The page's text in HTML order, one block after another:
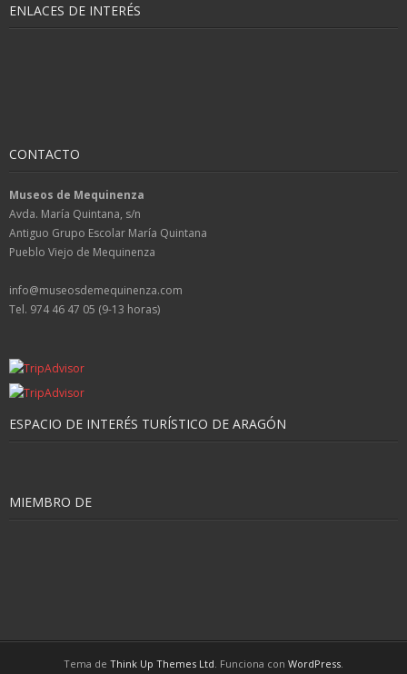
ENLACES DE INTERÉS
CONTACTO
Museos de Mequinenza
Avda. María Quintana, s/n
Antiguo Grupo Escolar María Quintana
Pueblo Viejo de Mequinenza
info@museosdemequinenza.com
Tel. 974 46 47 05 (9-13 horas)
ESPACIO DE INTERÉS TURÍSTICO DE ARAGÓN
MIEMBRO DE
Tema de Think Up Themes Ltd . Funciona con WordPress